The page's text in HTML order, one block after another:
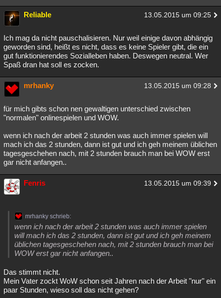
Reliable 13.05.2015 um 09:25
Ich mag da nicht pauschalisieren. Nur weil einige davon abhängig
geworden sind, heißt es nicht, dass es keine Spieler gibt, die ein
gut funktionierendes Sozialleben haben. Deswegen neutral. Wer
Spaß dran hat soll es zocken.
mrhanky 13.05.2015 um 09:28
für mich gibts schon nen gewaltigen unterschied zwischen
"normalen" onlinespielen und WOW.
wenn ich nach der arbeit 2 stunden was auch immer spielen will
mach ich das 2 stunden, dann ist gut und ich geh meinem üblichen
tagesgeschehen nach, mit 2 stunden brauch man bei WOW erst
gar nicht anfangen..
Fenris 13.05.2015 um 09:39
mrhanky schrieb:
wenn ich nach der arbeit 2 stunden was auch immer spielen
will mach ich das 2 stunden, dann ist gut und ich geh meinem
üblichen tagesgeschehen nach, mit 2 stunden brauch man bei
WOW erst gar nicht anfangen..
Das stimmt nicht.
Mein Vater zockt WoW schon seit Jahren nach der Arbeit "nur" ein
paar Stunden, wieso soll das nicht gehen?